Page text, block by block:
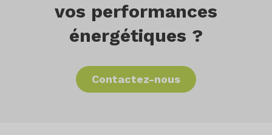
vos performances
énergétiques ?
Contactez-nous